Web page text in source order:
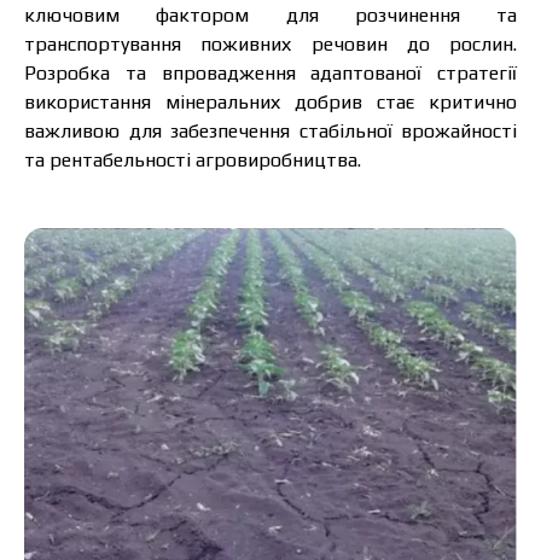
ключовим фактором для розчинення та
транспортування поживних речовин до рослин.
Розробка та впровадження адаптованої стратегії
використання мінеральних добрив стає критично
важливою для забезпечення стабільної врожайності
та рентабельності агровиробництва.